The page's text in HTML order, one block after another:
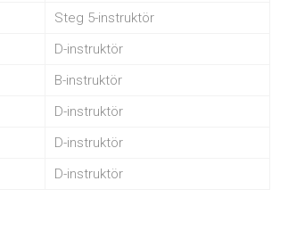
Steg 5-instruktör
D-instruktör
B-instruktör
D-instruktör
D-instruktör
D-instruktör